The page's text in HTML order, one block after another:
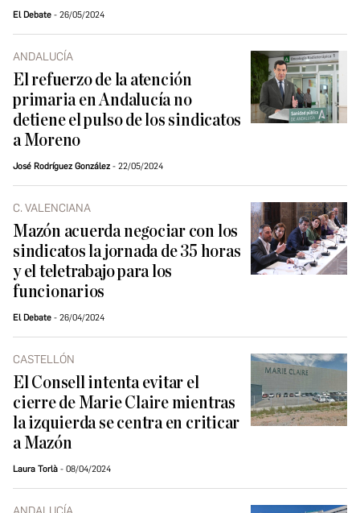
El Debate 26/05/2024
ANDALUCÍA
El refuerzo de la atención
primaria en Andalucía no
detiene el pulso de los sindicatos
a Moreno
José Rodríguez González 22/05/2024
C. VALENCIANA
Mazón acuerda negociar con los
sindicatos la jornada de 35 horas
y el teletrabajo para los
funcionarios
El Debate 26/04/2024
CASTELLÓN
El Consell intenta evitar el
cierre de Marie Claire mientras
la izquierda se centra en criticar
a Mazón
Laura Torlà 08/04/2024